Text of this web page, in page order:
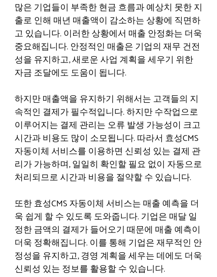
많은 기업들이 부족한 현금 흐름과 예상치 못한 지
출로 인해 매년 매출액이 감소하는 상황에 직면하
고 있습니다. 이러한 상황에서 매출 안정화는 더욱
중요해집니다. 안정적인 매출은 기업의 재무 건전
성을 유지하고, 새로운 사업 계획을 세우기 위한
자금 조달에도 도움이 됩니다.
하지만 매출액을 유지하기 위해서는 고객들의 지
속적인 결제가 필수적입니다. 하지만 수작업으로
이루어지는 결제 관리는 오류 발생 가능성이 크고
시간과 비용도 많이 소모됩니다. 따라서 효성CMS
자동이체 서비스를 이용하면 신뢰성 있는 결제 관
리가 가능하며, 일일히 확인할 필요 없이 자동으로
처리되므로 시간과 비용을 절약할 수 있습니다.
또한 효성CMS 자동이체 서비스는 매출 예측을 더
욱 쉽게 할 수 있도록 도와줍니다. 기업은 매달 일
정한 금액의 결제가 들어오기 때문에 매출 예측이
더욱 정확해집니다. 이를 통해 기업은 재무적인 안
정성을 유지하고, 경영 계획을 세우는 데에도 더욱
신뢰성 있는 정보를 활용할 수 있습니다.